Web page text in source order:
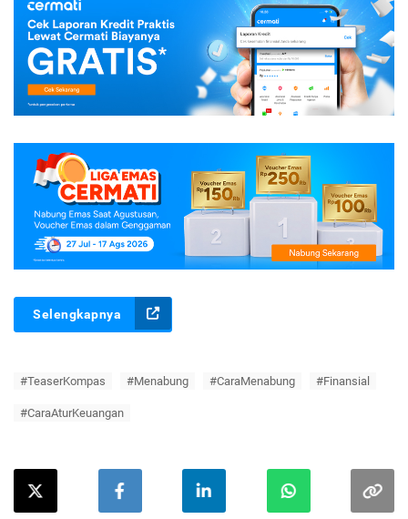
Selengkapnya
#TeaserKompas #Menabung #CaraMenabung #Finansial
#CaraAturKeuangan